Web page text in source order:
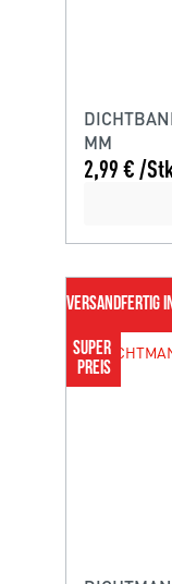
MM
2,99 € /
VERSANDFERTIG
SUPER
PREIS